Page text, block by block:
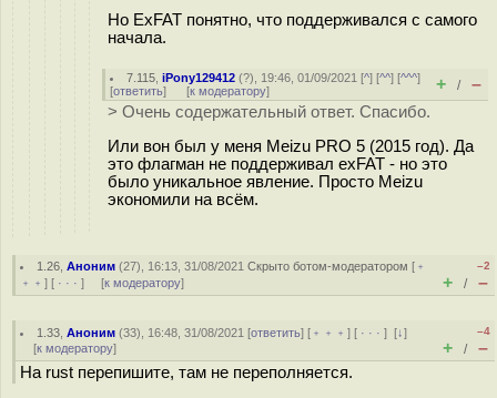
Но ExFAT понятно, что поддерживался с самого
начала.
7.115 ,iPony129412 (?), 19:46, 01/09/2021 [^] [^^] [^^^]
[ответить] [к модератору] + / –
> Очень содержательный ответ. Спасибо.
Или вон был у меня Meizu PRO 5 (2015 год). Да
это флагман не поддерживал exFAT - но это
было уникальное явление. Просто Meizu
экономили на всём.
1.26 ,Аноним (27), 16:13, 31/08/2021Скрыто ботом-модератором [ ﹢
﹢﹢ ] [ · · · ] [к модератору]
–2
+ / –
1.33 ,Аноним (33), 16:48, 31/08/2021 [ответить] [ ﹢﹢﹢] [ · · ·][↓]
[к модератору]
–4
+ / –
На rust перепишите, там не переполняется.